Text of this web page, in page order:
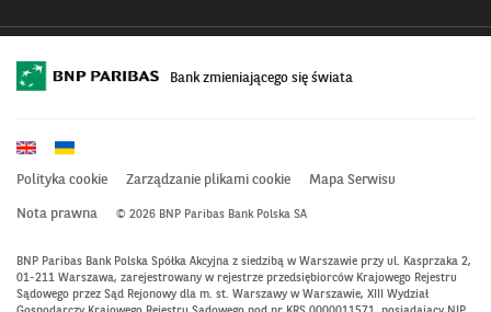
Bank zmieniającego się świata
Polityka cookie Zarządzanie plikami cookie Mapa Serwisu
Nota prawna © 2026 BNP Paribas Bank Polska SA
BNP Paribas Bank Polska Spółka Akcyjna z siedzibą w Warszawie przy ul. Kasprzaka 2,
01-211 Warszawa, zarejestrowany w rejestrze przedsiębiorców Krajowego Rejestru
Sądowego przez Sąd Rejonowy dla m. st. Warszawy w Warszawie, XIII Wydział